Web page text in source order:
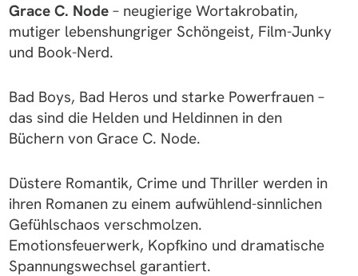
Grace C. Node – neugierige Wortakrobatin,
mutiger lebenshungriger Schöngeist, Film-Junky
und Book-Nerd.
Bad Boys, Bad Heros und starke Powerfrauen –
das sind die Helden und Heldinnen in den
Büchern von Grace C. Node.
Düstere Romantik, Crime und Thriller werden in
ihren Romanen zu einem aufwühlend-sinnlichen
Gefühlschaos verschmolzen.
Emotionsfeuerwerk, Kopfkino und dramatische
Spannungswechsel garantiert.